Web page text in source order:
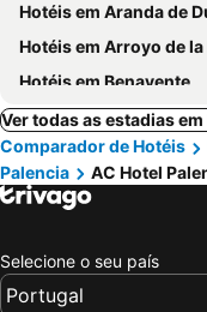
Hotéis em Aranda de
Hotéis em Arroyo de la
Hotéis em Benavente
Ver todas as estadias
Comparador de Hotéis
Palencia
AC Hotel
Selecione o seu país